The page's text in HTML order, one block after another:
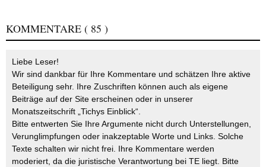
KOMMENTARE ( 85 )
Liebe Leser!
Wir sind dankbar für Ihre Kommentare und schätzen Ihre aktive
Beteiligung sehr. Ihre Zuschriften können auch als eigene
Beiträge auf der Site erscheinen oder in unserer
Monatszeitschrift „Tichys Einblick“.
Bitte entwerten Sie Ihre Argumente nicht durch Unterstellungen,
Verunglimpfungen oder inakzeptable Worte und Links. Solche
Texte schalten wir nicht frei. Ihre Kommentare werden
moderiert, da die juristische Verantwortung bei TE liegt. Bitte